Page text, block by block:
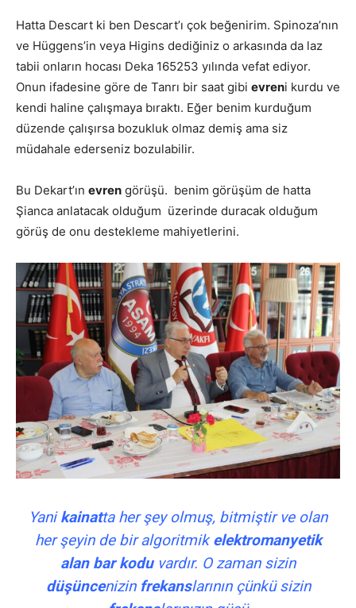
Hatta Descart ki ben Descart’ı çok beğenirim. Spinoza’nın
ve Hüggens’in veya Higins dediğiniz o arkasında da laz
tabii onların hocası Deka 165253 yılında vefat ediyor.
Onun ifadesine göre de Tanrı bir saat gibi evreni kurdu ve
kendi haline çalışmaya bıraktı. Eğer benim kurduğum
düzende çalışırsa bozukluk olmaz demiş ama siz
müdahale ederseniz bozulabilir.
Bu Dekart’ın evren görüşü. benim görüşüm de hatta
Şianca anlatacak olduğum üzerinde duracak olduğum
görüş de onu destekleme mahiyetlerini.
Yanikainatta her şey olmuş, bitmiştir ve olan
her şeyin de bir algoritmikelektromanyetik
alan bar koduvardır. O zaman sizin
düşüncenizin frekanslarının çünkü sizin